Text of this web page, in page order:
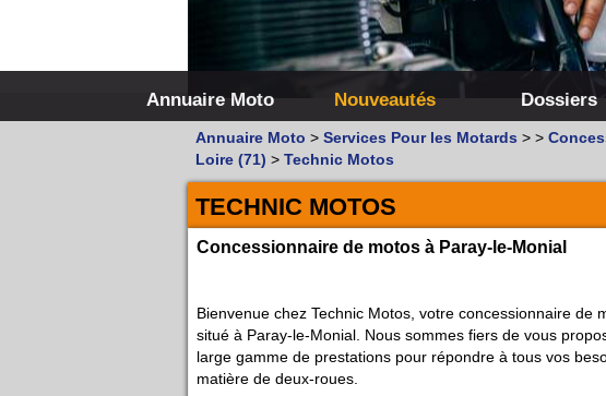
Annuaire Moto Nouveautés Dossiers
Annuaire Moto > Services Pour les Motards > >
Loire (71) > Technic Motos
TECHNIC MOTOS
Concessionnaire de motos à Paray-le-Monial
Bienvenue chez Technic Motos, votre concessionnaire de
situé à Paray-le-Monial. Nous sommes fiers de vous
large gamme de prestations pour répondre à tous vos
matière de deux-roues.